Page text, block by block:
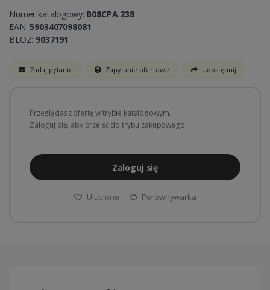
Numer katalogowy: B08CPA 238
EAN:5903407098081
BLOZ: 9037191
Zadaj pytanie Zapytanie ofertowe Udostępnij
Przeglądasz ofertę w trybie katalogowym.
Zaloguj się, aby przejść do trybu zakupowego.
Zaloguj się
Ulubione Porównywarka